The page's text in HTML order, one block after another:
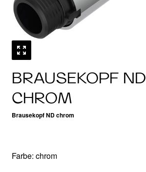
BRAUSEKOPF ND
CHROM
Brausekopf ND chrom
Farbe: chrom